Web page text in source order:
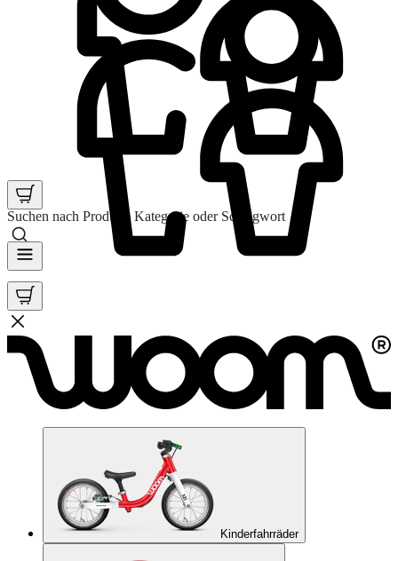
Suchen nach Produkt, Kategorie oder Schlagwort
Kinderfahrräder